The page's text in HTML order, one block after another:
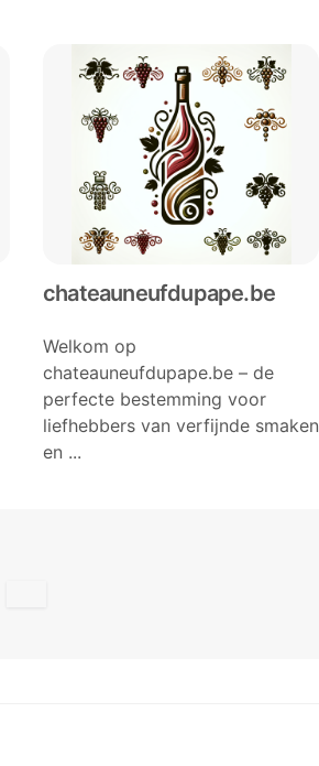
chateauneufdupape.be
Welkom op
chateauneufdupape.be – de
perfecte bestemming voor
liefhebbers van verfijnde smaken
en ...